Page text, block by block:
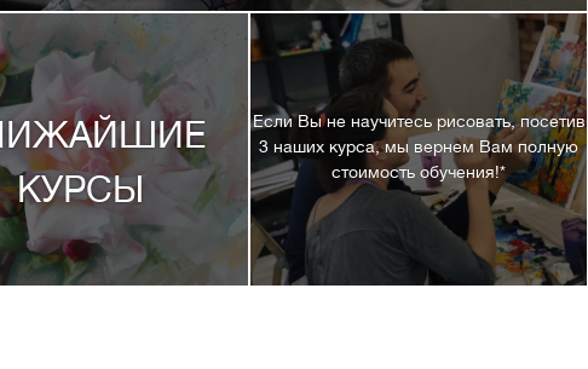
КУРСЫ
Если Вы не научитесь рисовать, посетив
3 наших курса, мы вернем Вам полную
стоимость обучения!*